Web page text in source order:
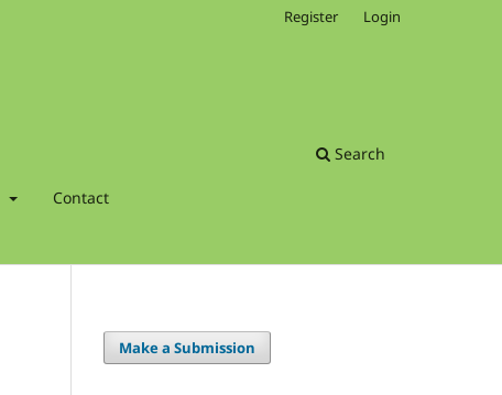
Contact
Search
Register Login
Make a Submission